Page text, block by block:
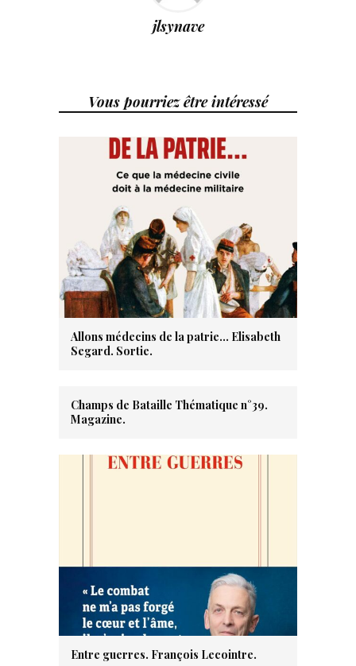
jlsynave
Vous pourriez être intéressé
Allons médecins de la patrie… Elisabeth
Segard. Sortie.
Champs de Bataille Thématique n°39.
Magazine.
Entre guerres. François Lecointre.